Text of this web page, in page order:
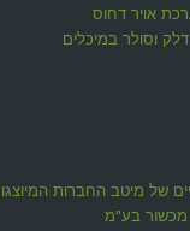
אויר דחוס
וסולר במיכלים
של מיטב החברות המיוצגות
מכשור בע"מ